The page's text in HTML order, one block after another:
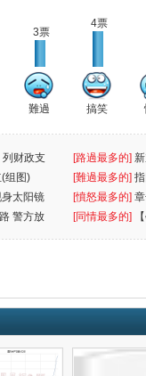
3票
難過
4票
搞笑
财政支
[路過最多的]
组图) [難過最多的]
罪
太阳镜
[憤怒最多的]
警方放
[同情最多的]
敗